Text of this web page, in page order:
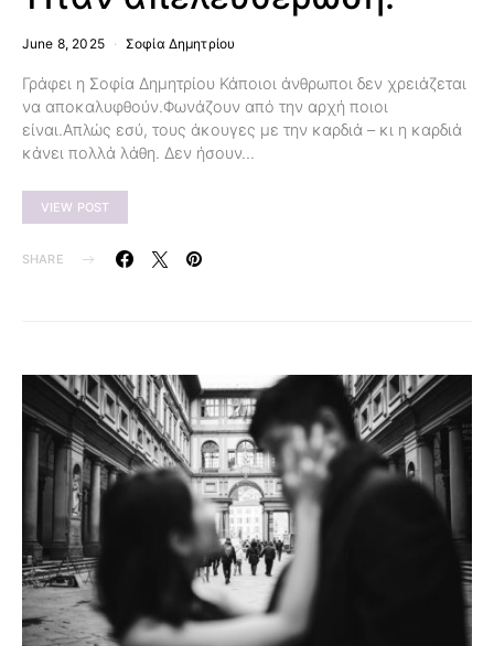
June 8, 2025 Σοφία Δημητρίου
Γράφει η Σοφία Δημητρίου Κάποιοι άνθρωποι δεν χρειάζεται
να αποκαλυφθούν.Φωνάζουν από την αρχή ποιοι
είναι.Απλώς εσύ, τους άκουγες με την καρδιά – κι η καρδιά
κάνει πολλά λάθη. Δεν ήσουν…
VIEW POST
SHARE